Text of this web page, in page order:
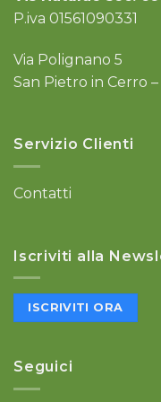
P.iva 01561090331
Via Polignano 5
San Pietro in Cerro –
Servizio Clienti
Contatti
Iscriviti alla
ISCRIVITI ORA
Seguici